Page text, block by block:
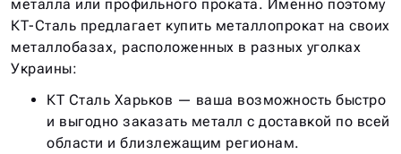
металла или профильного проката. Именно поэтому
КТ-Сталь предлагает купить металлопрокат на своих
металлобазах, расположенных в разных уголках
Украины:
КТ Сталь Харьков — ваша возможность быстро
и выгодно заказать металл с доставкой по всей
области и близлежащим регионам.